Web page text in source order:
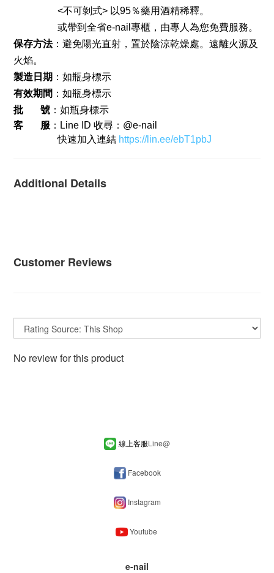
<不可剝式> 以95％藥用酒精稀釋。
或帶到全省e-nail專櫃，由專人為您免費服務。
保存方法：避免陽光直射，置於陰涼乾燥處。遠離火源及
火焰。
製造日期 ：如瓶身標示
有效期間 ：如瓶身標示
批       號 ：如瓶身標示
客       服 ：Line ID 收尋：@e-nail
                  快速加入連結
https://lin.ee/ebT1pbJ
Additional Details
Customer Reviews
No review for this product
線上客服Line@
Facebook
Instagram
Youtube
e-nail